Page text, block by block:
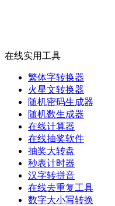
在线实用工具
繁体字转换器
火星文转换器
随机密码生成器
随机数生成器
在线计算器
在线抽奖软件
抽奖大转盘
秒表计时器
汉字转拼音
在线去重复工具
数字大小写转换